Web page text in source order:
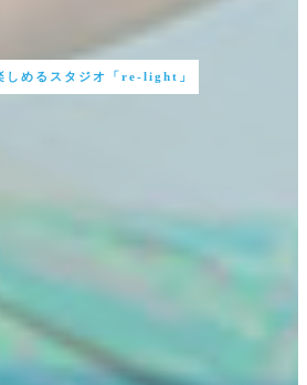
しめるスタジオ「re-light」